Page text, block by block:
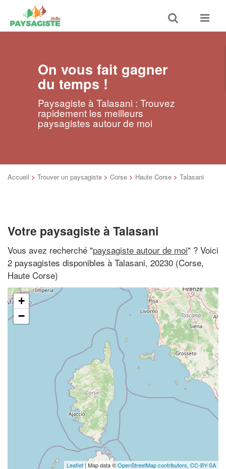
Toggle
search
Toggle
On vous fait gagner
du temps !
Paysagiste à Talasani : Trouvez
rapidement les meilleurs
paysagistes autour de moi
Accueil > Trouver un paysagiste > Corse > Haute Corse > Talasani
Votre paysagiste à Talasani
Vous avez recherché "paysagiste autour de moi" ? Voici
2 paysagistes disponibles à Talasani, 20230 (Corse,
Haute Corse)
+
−
Leaflet| Map data ©OpenStreetMap contributors, CC-BY-SA